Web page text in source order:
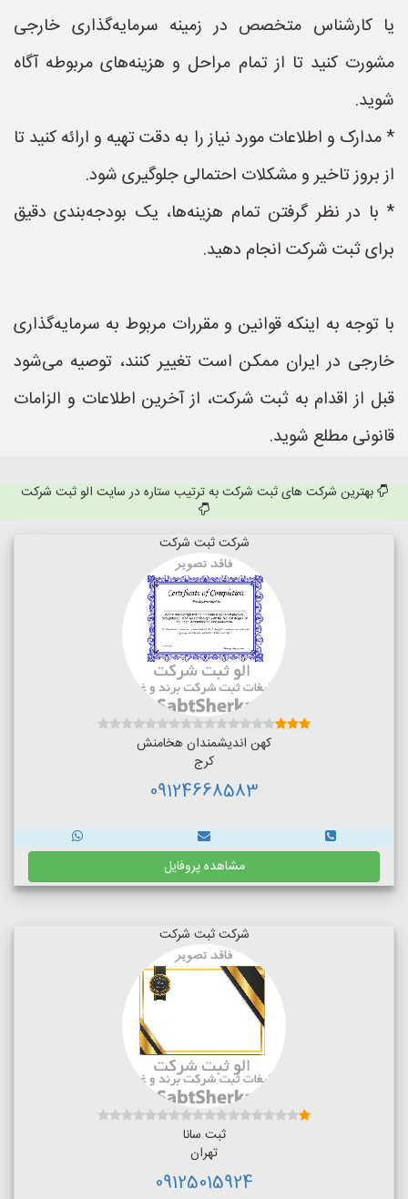
یا کارشناس متخصص در زمینه سرمایه‌گذاری خارجی
مشورت کنید تا از تمام مراحل و هزینه‌های مربوطه آگاه
شوید.
* مدارک و اطلاعات مورد نیاز را به دقت تهیه و ارائه کنید تا
از بروز تاخیر و مشکلات احتمالی جلوگیری شود.
* با در نظر گرفتن تمام هزینه‌ها، یک بودجه‌بندی دقیق
برای ثبت شرکت انجام دهید.
با توجه به اینکه قوانین و مقررات مربوط به سرمایه‌گذاری
خارجی در ایران ممکن است تغییر کنند، توصیه می‌شود
قبل از اقدام به ثبت شرکت، از آخرین اطلاعات و الزامات
قانونی مطلع شوید.
بهترین شرکت های ثبت شرکت به ترتیب ستاره در سایت الو ثبت شرکت
شرکت ثبت شرکت
کهن اندیشمندان هخامنش
کرج
09124668583
مشاهده پروفایل
شرکت ثبت شرکت
ثبت سانا
تهران
09125015924